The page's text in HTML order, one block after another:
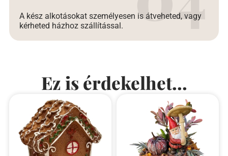
A kész alkotásokat személyesen is átveheted, vagy
kérheted házhoz szállítással.
Ez is érdekelhet...